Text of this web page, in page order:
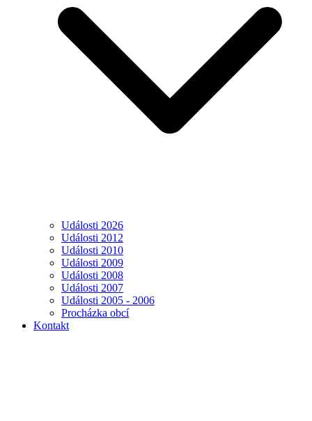
Události 2026
Události 2012
Události 2010
Události 2009
Události 2008
Události 2007
Události 2005 - 2006
Procházka obcí
Kontakt